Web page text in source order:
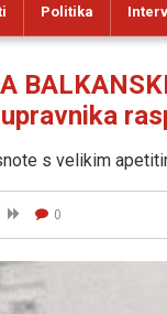
Politika
s velikim
0